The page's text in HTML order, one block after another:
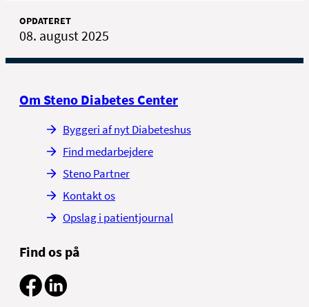
OPDATERET
08. august 2025
Om Steno Diabetes Center
Byggeri af nyt Diabeteshus
Find medarbejdere
Steno Partner
Kontakt os
Opslag i patientjournal
Find os på